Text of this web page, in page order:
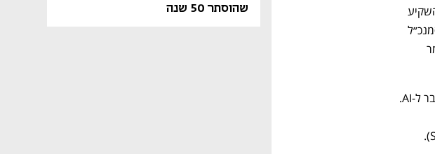
שהוסתר 50 שנה